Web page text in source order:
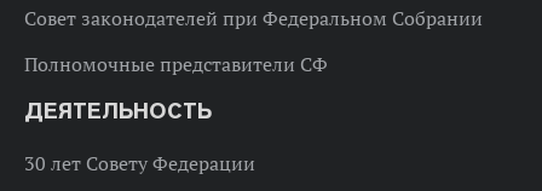
Совет законодателей при Федеральном Собрании
Полномочные представители СФ
ДЕЯТЕЛЬНОСТЬ
30 лет Совету Федерации